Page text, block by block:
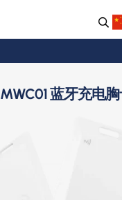
MWC01 蓝牙充电